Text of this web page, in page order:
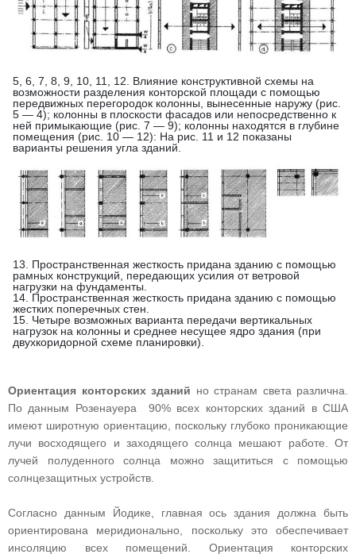
5, 6, 7, 8, 9, 10, 11, 12. Влияние конструктивной схемы на
возможности разделения конторской площади с помощью
передвижных перегородок колонны, вынесенные наружу (рис.
5 — 4); колонны в плоскости фасадов или непосредственно к
ней примыкающие (рис. 7 — 9); колонны находятся в глубине
помещения (рис. 10 — 12): На рис. 11 и 12 показаны
варианты решения угла зданий.
13. Пространственная жесткость придана зданию с помощью
рамных конструкций, передающих усилия от ветровой
нагрузки на фундаменты.
14. Пространственная жесткость придана зданию с помощью
жестких поперечных стен.
15. Четыре возможных варианта передачи вертикальных
нагрузок на колонны и среднее несущее ядро здания (при
двухкоридорной схеме планировки).
Ориентация конторских зданий но странам света различна.
По данным Розенауера 90% всех конторских зданий в США
имеют широтную ориентацию, поскольку глубоко проникающие
лучи восходящего и заходящего солнца мешают работе. От
лучей полуденного солнца можно защититься с помощью
солнцезащитных устройств.
Согласно данным Йодике, главная ось здания должна быть
ориентирована меридионально, поскольку это обеспечивает
инсоляцию всех помещений. Ориентация конторских